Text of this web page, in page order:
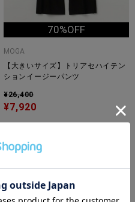
70%OFF
MOGA
【大きいサイズ】トリアセハイテン
ションイージーパンツ
¥26,400
¥7,920